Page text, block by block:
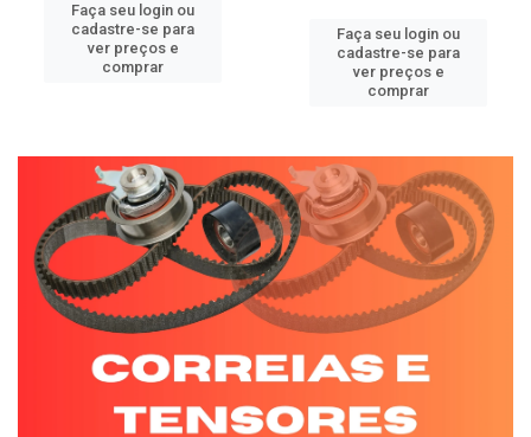
Faça seu login ou
cadastre-se para
ver preços e
comprar
Faça seu login ou
cadastre-se para
ver preços e
comprar